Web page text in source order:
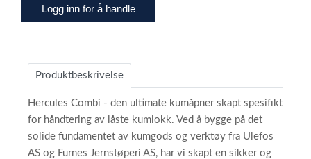
Logg inn for å handle
Produktbeskrivelse
Hercules Combi - den ultimate kumåpner skapt spesifikt
for håndtering av låste kumlokk. Ved å bygge på det
solide fundamentet av kumgods og verktøy fra Ulefos
AS og Furnes Jernstøperi AS, har vi skapt en sikker og